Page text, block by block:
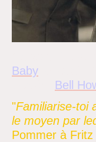
Baby
Bell
"Familiarise-toi
le moyen par
Pommer à